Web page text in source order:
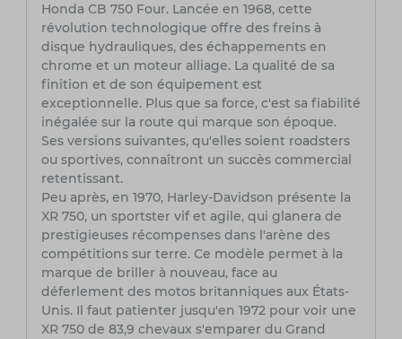
Honda CB 750 Four. Lancée en 1968, cette
révolution technologique offre des freins à
disque hydrauliques, des échappements en
chrome et un moteur alliage. La qualité de sa
finition et de son équipement est
exceptionnelle. Plus que sa force, c'est sa fiabilité
inégalée sur la route qui marque son époque.
Ses versions suivantes, qu'elles soient roadsters
ou sportives, connaîtront un succès commercial
retentissant.
Peu après, en 1970, Harley-Davidson présente la
XR 750, un sportster vif et agile, qui glanera de
prestigieuses récompenses dans l'arène des
compétitions sur terre. Ce modèle permet à la
marque de briller à nouveau, face au
déferlement des motos britanniques aux États-
Unis. Il faut patienter jusqu'en 1972 pour voir une
XR 750 de 83,9 chevaux s'emparer du Grand